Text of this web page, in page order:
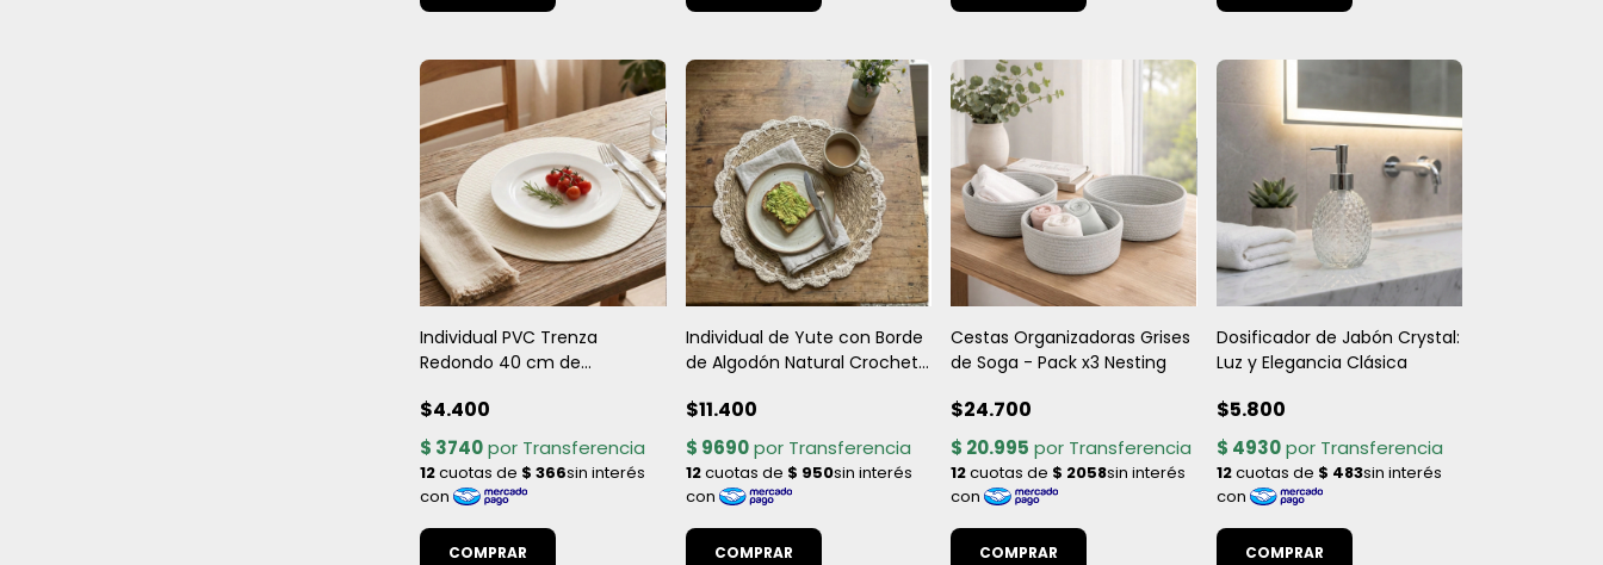
Individual PVC Trenza
Redondo 40 cm de
Antimanchas y con Diseño
Elegante
$4.400
COMPRAR
Individual de Yute con Borde
de Algodón Natural Crochet
diámetro
$11.400
Cestas Organizadoras Grises
de Soga - Pack x3 Nesting
$24.700
Dosificador de Jabón Crystal:
Luz y Elegancia Clásica
$5.800